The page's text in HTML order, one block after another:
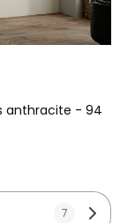
anthracite - 94
7